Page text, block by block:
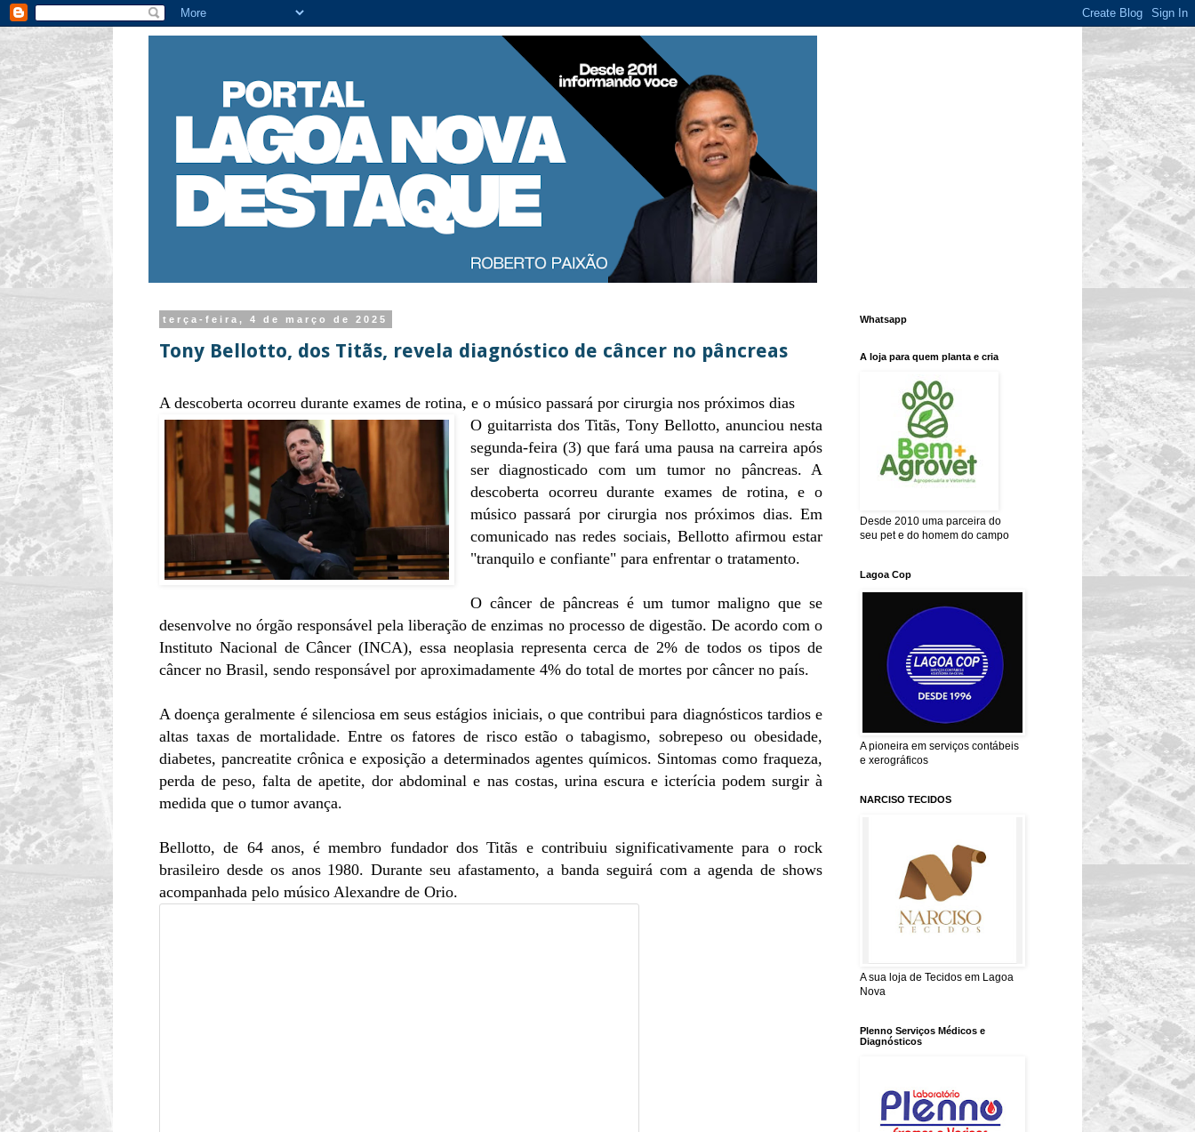
terça-feira, 4 de março de 2025
Tony Bellotto, dos Titãs, revela diagnóstico de câncer no pâncreas
A descoberta ocorreu durante exames de rotina, e o músico passará por cirurgia nos próximos dias
O guitarrista dos Titãs, Tony Bellotto, anunciou nesta
segunda-feira (3) que fará uma pausa na carreira após
ser diagnosticado com um tumor no pâncreas. A
descoberta ocorreu durante exames de rotina, e o
músico passará por cirurgia nos próximos dias. Em
comunicado nas redes sociais, Bellotto afirmou estar
"tranquilo e confiante" para enfrentar o tratamento.
O câncer de pâncreas é um tumor maligno que se
desenvolve no órgão responsável pela liberação de enzimas no processo de digestão. De acordo com o
Instituto Nacional de Câncer (INCA), essa neoplasia representa cerca de 2% de todos os tipos de
câncer no Brasil, sendo responsável por aproximadamente 4% do total de mortes por câncer no país. ​
A doença geralmente é silenciosa em seus estágios iniciais, o que contribui para diagnósticos tardios e
altas taxas de mortalidade. Entre os fatores de risco estão o tabagismo, sobrepeso ou obesidade,
diabetes, pancreatite crônica e exposição a determinados agentes químicos. Sintomas como fraqueza,
perda de peso, falta de apetite, dor abdominal e nas costas, urina escura e icterícia podem surgir à
medida que o tumor avança. ​
Bellotto, de 64 anos, é membro fundador dos Titãs e contribuiu significativamente para o rock
brasileiro desde os anos 1980. Durante seu afastamento, a banda seguirá com a agenda de shows
acompanhada pelo músico Alexandre de Orio.
Whatsapp
A loja para quem planta e cria
Desde 2010 uma parceira do
seu pet e do homem do campo
Lagoa Cop
A pioneira em serviços contábeis
e xerográficos
NARCISO TECIDOS
A sua loja de Tecidos em Lagoa
Nova
Plenno Serviços Médicos e
Diagnósticos